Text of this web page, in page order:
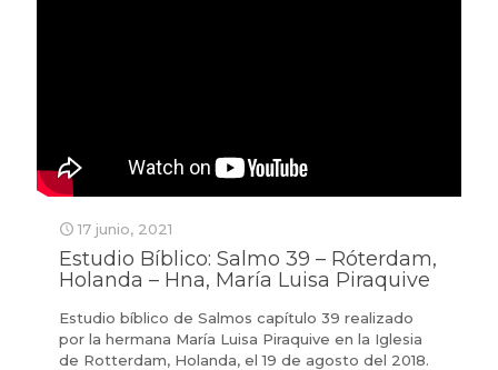
17 junio, 2021
Estudio Bíblico: Salmo 39 – Róterdam,
Holanda – Hna, María Luisa Piraquive
Estudio bíblico de Salmos capítulo 39 realizado
por la hermana María Luisa Piraquive en la Iglesia
de Rotterdam, Holanda, el 19 de agosto del 2018.